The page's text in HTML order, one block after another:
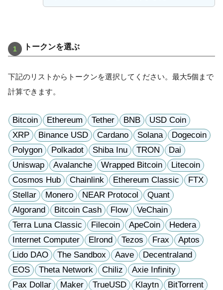
トークンを選ぶ
下記のリストからトークンを選択してください。最大5個まで
計算できます。
Bitcoin Ethereum Tether BNB
USD Coin
XRP
Binance USD Cardano Solana
Dogecoin
Polygon
Polkadot Shiba Inu TRON
Dai
Uniswap
Avalanche Wrapped Bitcoin
Litecoin
Cosmos Hub
Chainlink Ethereum Classic
FTX
Stellar
Monero NEAR Protocol
Quant
Algorand
Bitcoin Cash Flow
VeChain
Terra Luna Classic
Filecoin ApeCoin
Hedera
Internet Computer
Elrond Tezos Frax
Aptos
Lido DAO
The Sandbox Aave
Decentraland
EOS
Theta Network Chiliz
Axie Infinity
Pax Dollar
Maker TrueUSD Klaytn
BitTorrent